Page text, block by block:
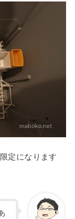
定になります